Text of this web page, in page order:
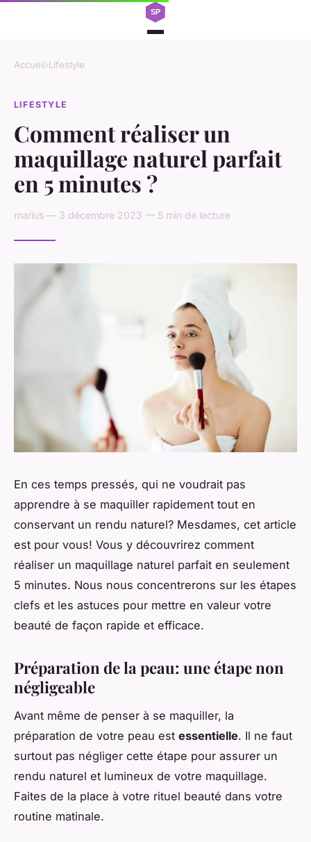
Accueil›Lifestyle
LIFESTYLE
Comment réaliser un
maquillage naturel parfait
en 5 minutes ?
marius — 3 décembre 2023 — 5 min de lecture
En ces temps pressés, qui ne voudrait pas
apprendre à se maquiller rapidement tout en
conservant un rendu naturel? Mesdames, cet article
est pour vous! Vous y découvrirez comment
réaliser un maquillage naturel parfait en seulement
5 minutes. Nous nous concentrerons sur les étapes
clefs et les astuces pour mettre en valeur votre
beauté de façon rapide et efficace.
Préparation de la peau: une étape non
négligeable
Avant même de penser à se maquiller, la
préparation de votre peau est essentielle. Il ne faut
surtout pas négliger cette étape pour assurer un
rendu naturel et lumineux de votre maquillage.
Faites de la place à votre rituel beauté dans votre
routine matinale.